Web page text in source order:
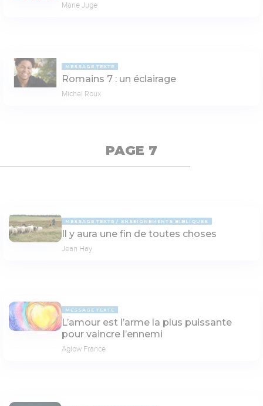
Marie Juge
MESSAGE TEXTE
Romains 7 : un éclairage
Michel Roux
PAGE 7
MESSAGE TEXTE ENSEIGNEMENTS BIBLIQUES
Il y aura une fin de toutes choses
Jean Hay
MESSAGE TEXTE
L’amour est l’arme la plus puissante
pour vaincre l’ennemi
Aglow France